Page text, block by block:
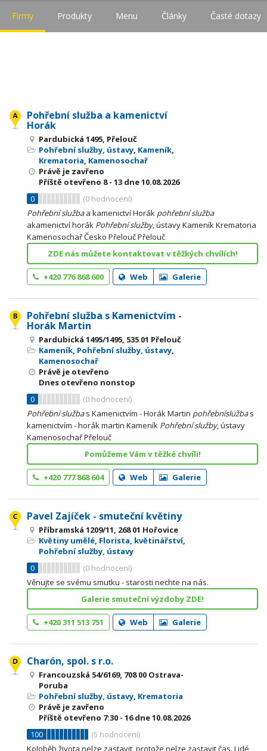
Firmy Produkty Menu Články Časté dotazy
Pohřební služba a kamenictví
Horák
Pardubická 1495, Přelouč
Pohřební služby, ústavy, Kameník,
Krematoria, Kamenosochař
Právě je zavřeno
Příště otevřeno 8 - 13 dne 10.08.2026
0
(0 hodnocení)
Pohřebníslužbaa kamenictví Horák pohřebníslužba
akamenictví horák Pohřebníslužby, ústavy Kameník Krematoria
Kamenosochař Česko Přelouč Přelouč
ZDE nás můžete kontaktovat v těžkých chvílích!
+420 776 868 600 Web Galerie
Pohřební služba s Kamenictvím -
Horák Martin
Pardubická 1495/1495, 535 01 Přelouč
Kameník, Pohřební služby, ústavy,
Kamenosochař
Právě je otevřeno
Dnes otevřeno nonstop
0
(0 hodnocení)
Pohřebníslužbas Kamenictvím - Horák Martin pohřebníslužbas
kamenictvím - horák martin Kameník Pohřebníslužby, ústavy
Kamenosochař Přelouč
Pomůžeme Vám v těžké chvíli!
+420 777 868 604 Web Galerie
Pavel Zajíček - smuteční květiny
Příbramská 1209/11, 268 01 Hořovice
Květiny umělé, Florista, květinářství,
Pohřební služby, ústavy
0
(0 hodnocení)
Věnujte se svému smutku - starosti nechte na nás.
Galerie smuteční výzdoby ZDE!
+420 311 513 751 Web Galerie
Charón, spol. s r.o.
Francouzská 54/6169, 708 00 Ostrava-
Poruba
Pohřební služby, ústavy, Krematoria
Právě je zavřeno
Příště otevřeno 7:30 - 16dne 10.08.2026
100
(5 hodnocení)
Koloběh života nelze zastavit, protože nelze zastavit čas. Lidé